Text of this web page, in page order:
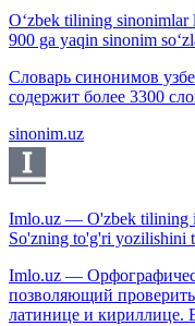
O‘zbek tilining sinonimlar
900 ga yaqin sinonim
Словарь синонимов
содержит более 3300
sinonim.uz
Imlo.uz — O'zbek tilining
So'zning to'g'ri yozilishini
Imlo.uz —
позволяющий
латинице и кириллице.